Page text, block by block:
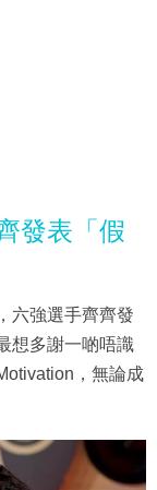
發表「假
六強選手齊齊發
想多謝一啲唔識
，無論成